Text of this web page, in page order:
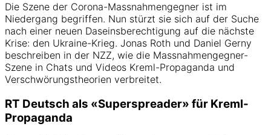
Die Szene der Corona-Massnahmengegner ist im
Niedergang begriffen. Nun stürzt sie sich auf der Suche
nach einer neuen Daseinsberechtigung auf die nächste
Krise: den Ukraine-Krieg. Jonas Roth und Daniel Gerny
beschreiben in der NZZ, wie die Massnahmengegner-
Szene in Chats und Videos Kreml-Propaganda und
Verschwörungstheorien verbreitet.
RT Deutsch als «Superspreader» für Kreml-
Propaganda